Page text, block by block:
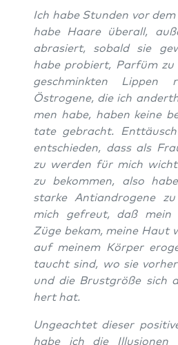
Ich habe Stun­den vor
habe Haa­re über­all,
abra­siert, sobald sie
habe pro­biert, Par­füm
geschmink­ten Lip­pen
Östro­ge­ne, die ich
men habe, haben kei­ne
ta­te gebracht.
ent­schie­den, dass als
zu wer­den für mich
zu bekom­men, also
star­ke Anti­an­dro­ge­ne
mich gefreut, daß mein
Züge bekam, mei­ne Haut
auf mei­nem Kör­per
taucht sind, wo sie
und die Brust­grö­ße sich
hert hat.
Unge­ach­tet die­ser
habe ich die Illu­sio­nen